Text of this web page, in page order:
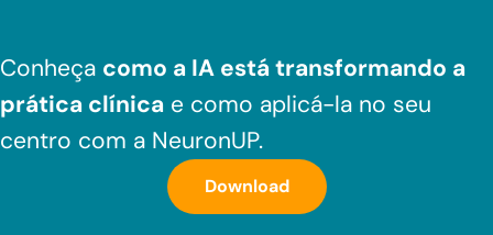
Conheça como a IA está transformando a
prática clínica e como aplicá-la no seu
centro com a NeuronUP.
Download